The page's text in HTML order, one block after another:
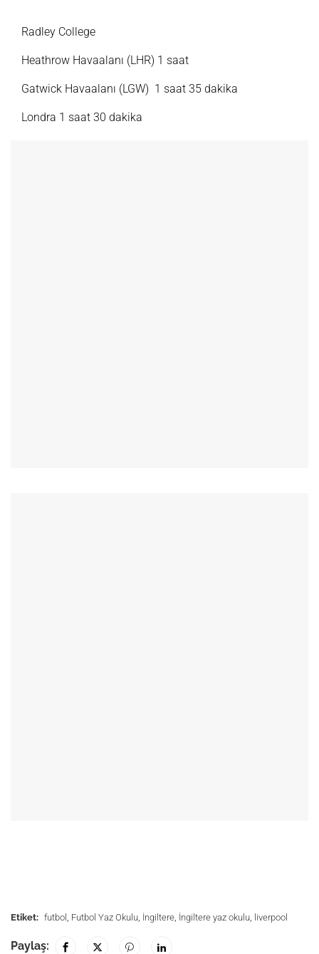
Radley College
Heathrow Havaalanı (LHR) 1 saat
Gatwick Havaalanı (LGW) 1 saat 35 dakika
Londra 1 saat 30 dakika
Etiket: futbol Futbol Yaz Okulu İngiltere İngiltere yaz okulu liverpool
Paylaş: